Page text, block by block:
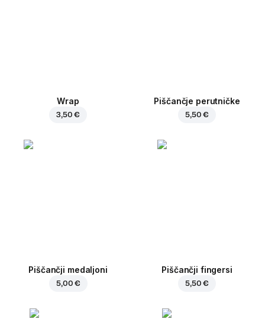
Wrap
3,50 €
Piščančje perutničke
5,50 €
Piščančji medaljoni
5,00 €
Piščančji fingersi
5,50 €